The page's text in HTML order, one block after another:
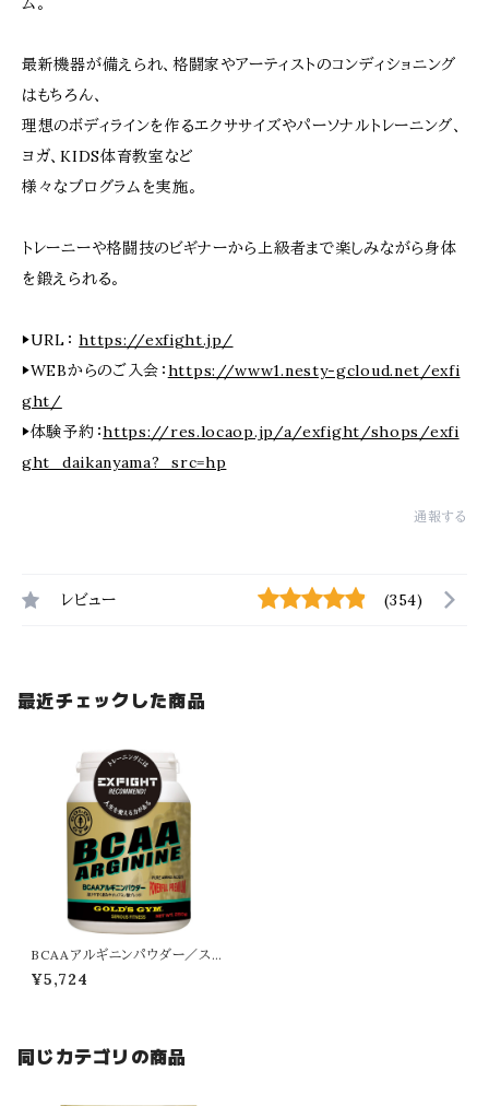
最新機器が備えられ、格闘家やアーティストのコンディショニング
はもちろん、
理想のボディラインを作るエクササイズやパーソナルトレーニング、
ヨガ、KIDS体育教室など
様々なプログラムを実施。
トレーニーや格闘技のビギナーから上級者まで楽しみながら身体
を鍛えられる。
▶URL：https://exfight.jp/
▶WEBからのご入会：https://www1.nesty-gcloud.net/exfi
ght/
▶体験予約：https://res.locaop.jp/a/exfight/shops/exfi
ght_daikanyama?_src=hp
通報する
レビュー (354)
最近チェックした商品
BCAAアルギニンパウダー／スポ
ーツドリンク
¥5,724
同じカテゴリの商品